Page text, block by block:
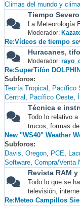
Climas del mundo y
Tiempo Severo
La Meteorología
Moderador:
Re:Vídeos de tiempo
Huracanes,
Moderador:
Re:SuperTifón
Subforos
Teoría Tropical
Pacífico
Central
Pacífico Oeste
Técnica e
Todo lo relativo
trucos, formas
New "WS40" Weather
Subforos
Davis Oregon PCE
Software Compra/Venta
Revista RAM
Todo lo que se
televisión,
Re:Meteo Campillos